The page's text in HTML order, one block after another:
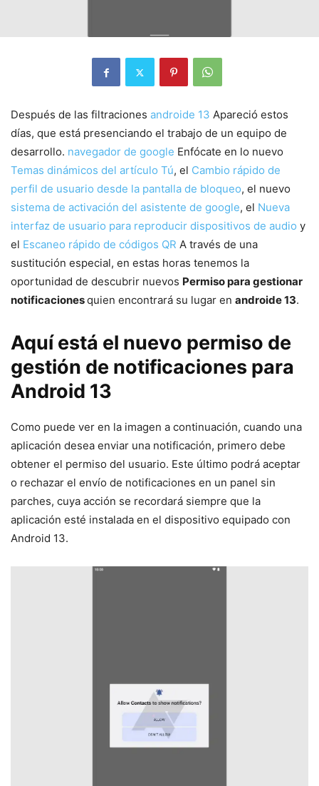
Después de las filtraciones androide 13 Apareció estos
días, que está presenciando el trabajo de un equipo de
desarrollo. navegador de google Enfócate en lo nuevo
Temas dinámicos del artículo Tú, el Cambio rápido de
perfil de usuario desde la pantalla de bloqueo, el nuevo
sistema de activación del asistente de google, el Nueva
interfaz de usuario para reproducir dispositivos de audio y
el Escaneo rápido de códigos QR A través de una
sustitución especial, en estas horas tenemos la
oportunidad de descubrir nuevos Permiso para gestionar
notificacionesquien encontrará su lugar en androide 13.
Aquí está el nuevo permiso de
gestión de notificaciones para
Android 13
Como puede ver en la imagen a continuación, cuando una
aplicación desea enviar una notificación, primero debe
obtener el permiso del usuario. Este último podrá aceptar
o rechazar el envío de notificaciones en un panel sin
parches, cuya acción se recordará siempre que la
aplicación esté instalada en el dispositivo equipado con
Android 13.